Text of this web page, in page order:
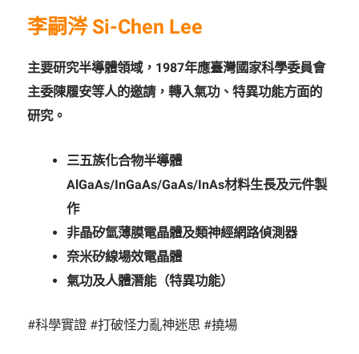
李嗣涔 Si-Chen Lee
主要研究半導體領域，1987年應臺灣國家科學委員會
主委陳履安等人的邀請，轉入氣功、特異功能方面的
研究。
三五族化合物半導體
AlGaAs/InGaAs/GaAs/InAs材料生長及元件製
作
非晶矽氫薄膜電晶體及類神經網路偵測器
奈米矽線場效電晶體
氣功及人體潛能（特異功能）
#科學實證 #打破怪力亂神迷思 #撓場